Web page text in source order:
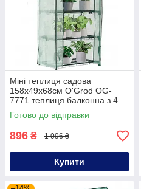
Міні теплиця садова
158х49х68см O'Grod OG-
7771 теплиця балконна з 4
полицями
Готово до відправки
896 ₴ 1 096 ₴
Купити